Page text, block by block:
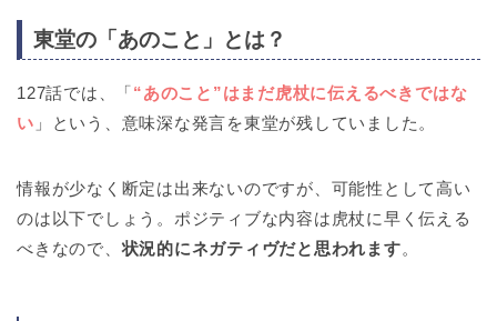
東堂の「あのこと」とは？
127話では、「“あのこと”はまだ虎杖に伝えるべきではな
い 」という、意味深な発言を東堂が残していました。
情報が少なく断定は出来ないのですが、可能性として高い
のは以下でしょう。ポジティブな内容は虎杖に早く伝える
べきなので、状況的にネガティヴだと思われます。